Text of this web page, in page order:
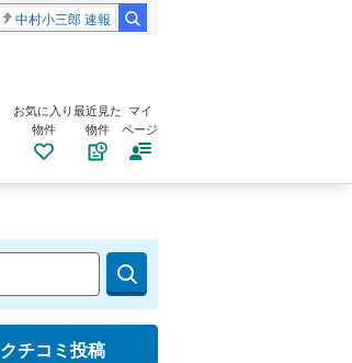
中村小三郎 速報
お気に入り
物件
最近見た
物件
マイ
ページ
クチコミ投稿